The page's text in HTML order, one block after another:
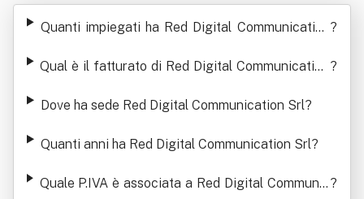
mmunication Srl
Quanti impiegati ha Red Digital Communication ?
Qual è il fatturato di Red Digital Communication ?
Dove ha sede Red Digital Communication Srl?
Quanti anni ha Red Digital Communication Srl?
Quale P.IVA è associata a Red Digital Communic ?